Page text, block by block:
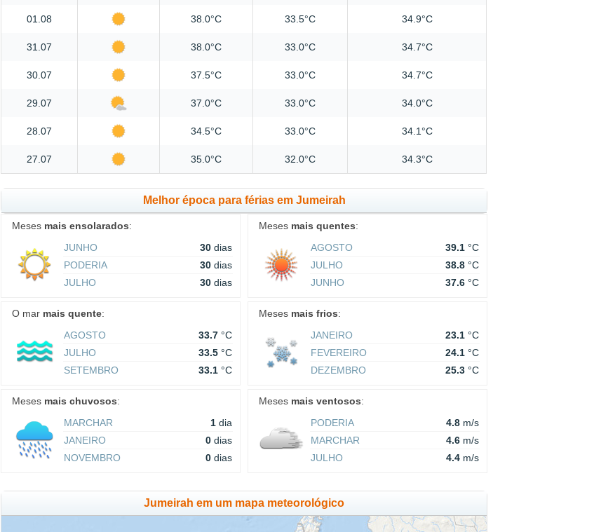
01.08 38.0°C 33.5°C 34.9°C
31.07 38.0°C 33.0°C 34.7°C
30.07 37.5°C 33.0°C 34.7°C
29.07 37.0°C 33.0°C 34.0°C
28.07 34.5°C 33.0°C 34.1°C
27.07 35.0°C 32.0°C 34.3°C
Melhor época para férias em Jumeirah
Meses mais ensolarados:
JUNHO
30 dias
PODERIA
30 dias
JULHO
30 dias
Meses mais quentes:
AGOSTO
39.1 °C
JULHO
38.8 °C
JUNHO
37.6 °C
O mar mais quente:
AGOSTO
33.7 °C
JULHO
33.5 °C
SETEMBRO
33.1 °C
Meses mais frios:
JANEIRO
23.1 °C
FEVEREIRO
24.1 °C
DEZEMBRO
25.3 °C
Meses mais chuvosos:
MARCHAR
1 dia
JANEIRO
0 dias
NOVEMBRO
0 dias
Meses mais ventosos:
PODERIA
4.8 m/s
MARCHAR
4.6 m/s
JULHO
4.4 m/s
Jumeirah em um mapa meteorológico